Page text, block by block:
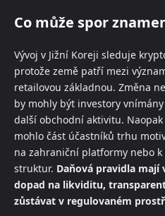
Co může spor
Vývoj v Jižní Koreji sleduje
protože země patří mezi
retailovou základnou. Změna
by mohly být investory
další obchodní aktivitu.
mohlo část účastníků trhu
na zahraniční platformy nebo
struktur. Daňová pravidla
dopad na likviditu,
zůstávat v regulovaném